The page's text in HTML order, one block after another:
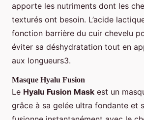
apporte les nutriments dont les
texturés ont besoin. L’acide
fonction barrière du cuir chevelu
éviter sa déshydratation tout en
aux longueurs3.
Masque Hyalu Fusion
Le Hyalu Fusion Mask est un
grâce à sa gelée ultra fondante et